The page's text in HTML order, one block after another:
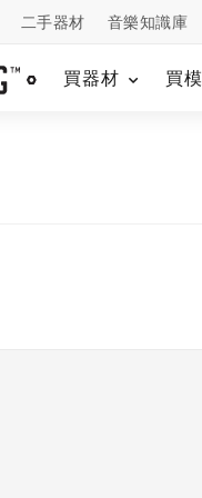
二手器材 音樂知識庫
買器材 買